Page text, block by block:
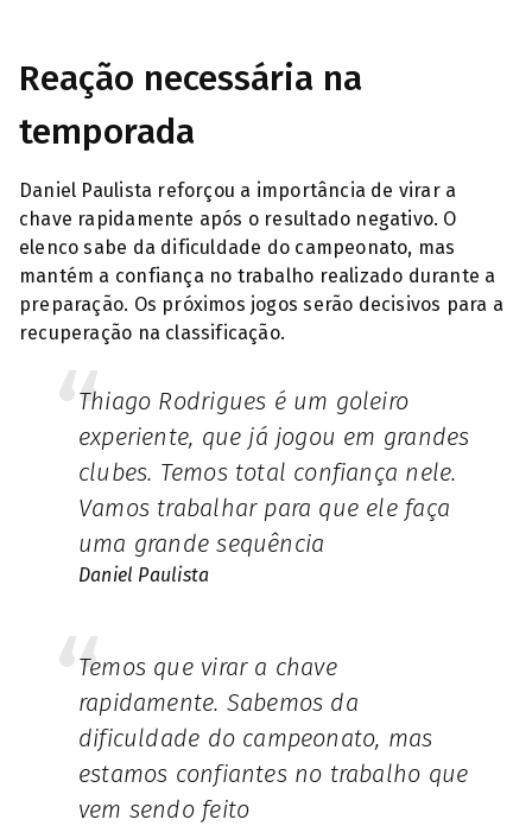
Reação necessária na
temporada
Daniel Paulista reforçou a importância de virar a
chave rapidamente após o resultado negativo. O
elenco sabe da dificuldade do campeonato, mas
mantém a confiança no trabalho realizado durante a
preparação. Os próximos jogos serão decisivos para a
recuperação na classificação.
Thiago Rodrigues é um goleiro
experiente, que já jogou em grandes
clubes. Temos total confiança nele.
Vamos trabalhar para que ele faça
uma grande sequência
Daniel Paulista
Temos que virar a chave
rapidamente. Sabemos da
dificuldade do campeonato, mas
estamos confiantes no trabalho que
vem sendo feito